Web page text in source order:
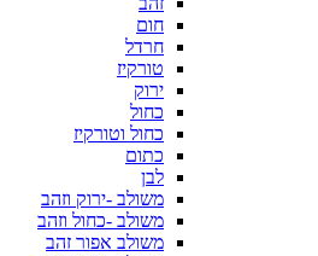
חום
חרדל
טורקיז
ירוק
כחול
כחול וטורקיז
כתום
לבן
משולב -ירוק וזהב
משולב -כחול וזהב
משולב אפור זהב